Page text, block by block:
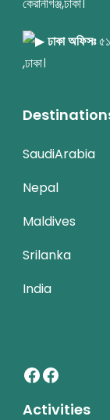
ঢাকা অফিসঃ
,ঢাকা।
SaudiArabia
Nepal
Maldives
Srilanka
India
Facebook
Activities